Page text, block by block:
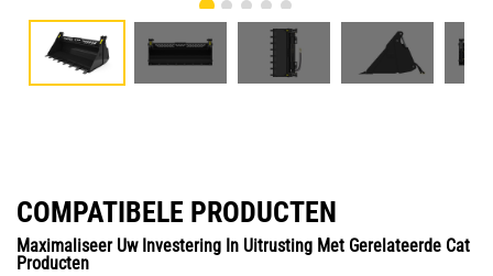
COMPATIBELE PRODUCTEN
Maximaliseer Uw Investering In Uitrusting Met Gerelateerde Cat
Producten